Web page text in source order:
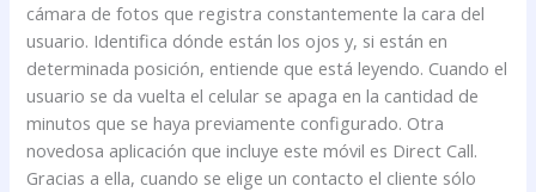
cámara de fotos que registra constantemente la cara del
usuario. Identifica dónde están los ojos y, si están en
determinada posición, entiende que está leyendo. Cuando el
usuario se da vuelta el celular se apaga en la cantidad de
minutos que se haya previamente configurado. Otra
novedosa aplicación que incluye este móvil es Direct Call.
Gracias a ella, cuando se elige un contacto el cliente sólo